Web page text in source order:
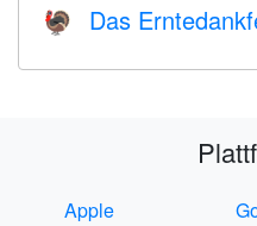
🦃 Das
Apple